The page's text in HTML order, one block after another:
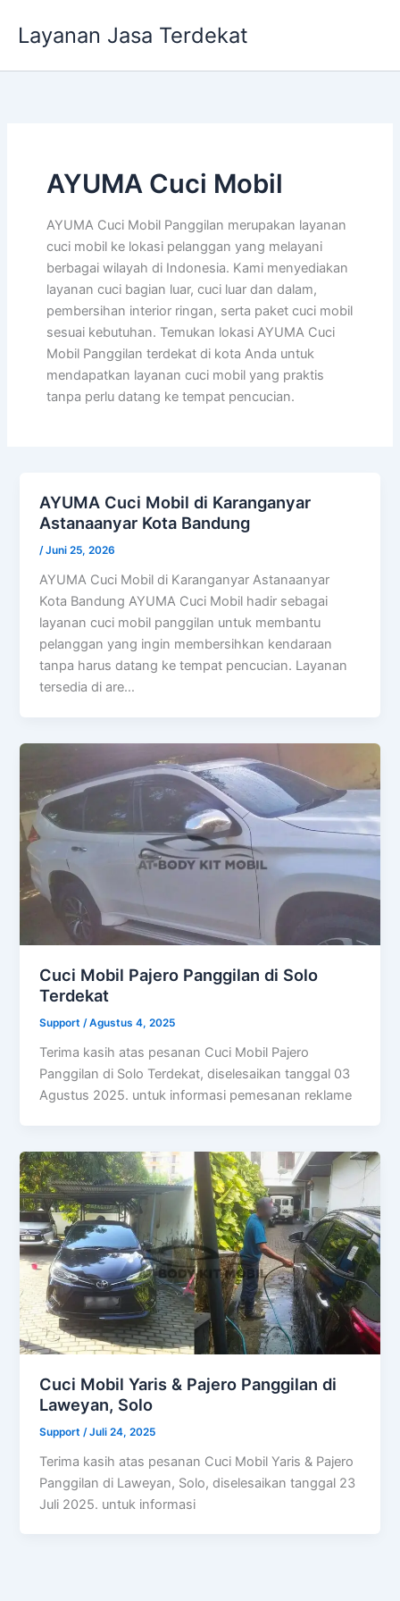
Layanan Jasa Terdekat
AYUMA Cuci Mobil
AYUMA Cuci Mobil Panggilan merupakan layanan
cuci mobil ke lokasi pelanggan yang melayani
berbagai wilayah di Indonesia. Kami menyediakan
layanan cuci bagian luar, cuci luar dan dalam,
pembersihan interior ringan, serta paket cuci mobil
sesuai kebutuhan. Temukan lokasi AYUMA Cuci
Mobil Panggilan terdekat di kota Anda untuk
mendapatkan layanan cuci mobil yang praktis
tanpa perlu datang ke tempat pencucian.
AYUMA Cuci Mobil di Karanganyar
Astanaanyar Kota Bandung
/Juni 25, 2026
AYUMA Cuci Mobil di Karanganyar Astanaanyar
Kota Bandung AYUMA Cuci Mobil hadir sebagai
layanan cuci mobil panggilan untuk membantu
pelanggan yang ingin membersihkan kendaraan
tanpa harus datang ke tempat pencucian. Layanan
tersedia di are…
Cuci Mobil Pajero Panggilan di Solo
Terdekat
Support/Agustus 4, 2025
Terima kasih atas pesanan Cuci Mobil Pajero
Panggilan di Solo Terdekat, diselesaikan tanggal 03
Agustus 2025. untuk informasi pemesanan reklame
Cuci Mobil Yaris & Pajero Panggilan di
Laweyan, Solo
Support /Juli 24, 2025
Terima kasih atas pesanan Cuci Mobil Yaris & Pajero
Panggilan di Laweyan, Solo, diselesaikan tanggal 23
Juli 2025. untuk informasi